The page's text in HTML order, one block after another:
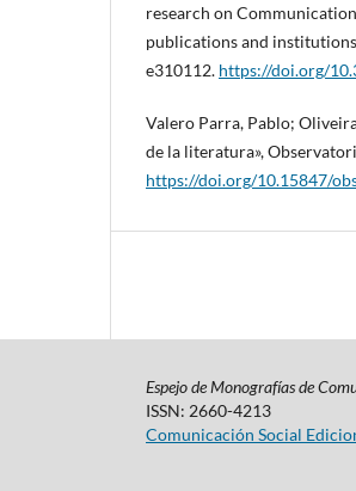
research on
publications and
e310112. https://doi.org/
Valero Parra, Pablo;
de la literatura»,
https://doi.org/10.15847/
Espejo de Monografías de
ISSN: 2660-4213
Comunicación Social